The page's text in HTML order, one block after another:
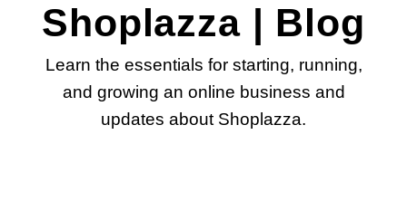
Shoplazza | Blog
Learn the essentials for starting, running,
and growing an online business and
updates about Shoplazza.